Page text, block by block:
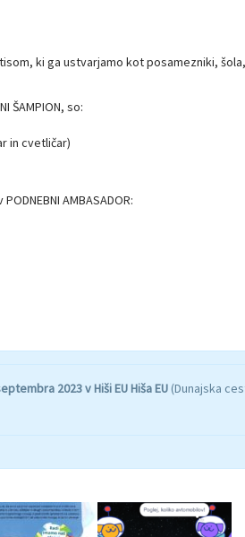
ki ga ustvarjamo kot posamezniki,
ŠAMPION, so:
in cvetličar)
AMBASADOR:
2023 v Hiši EU Hiša EU (Dunajska